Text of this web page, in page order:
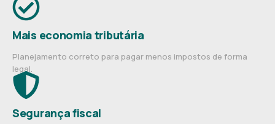
Mais economia tributária
Planejamento correto para pagar menos impostos de forma
legal.
Segurança fiscal